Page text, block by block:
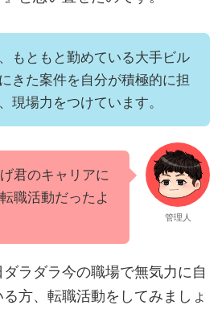
もともと勤めている大手ビル
きた案件を自分が積極的に担
現場力をつけています。
君のキャリアに
職活動だったよ
管理人
ラダラ今の職場で無気力に自
方、転職活動をしてみましょ